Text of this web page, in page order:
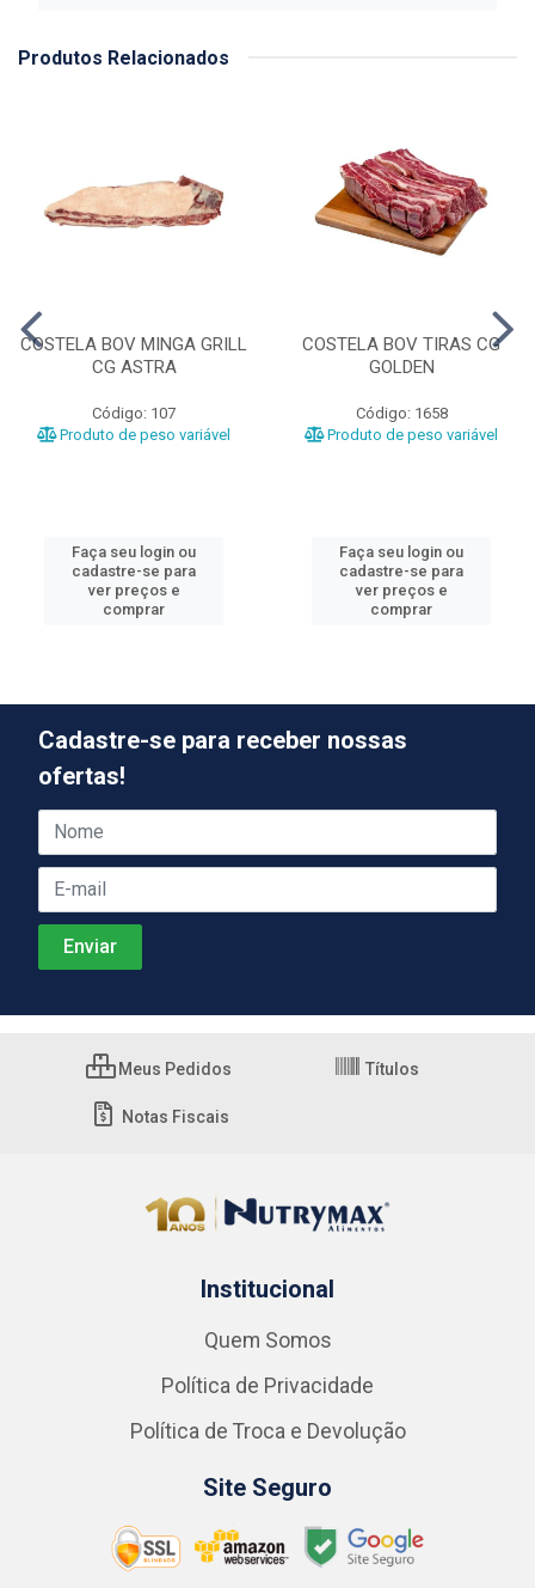
Produtos Relacionados
COSTELA BOV MINGA GRILL
CG ASTRA
Código: 107
Produto de peso variável
Faça seu login ou
cadastre-se para
ver preços e
comprar
COSTELA BOV TIRAS CG
GOLDEN
Código: 1658
Produto de peso variável
Faça seu login ou
cadastre-se para
ver preços e
comprar
Cadastre-se para receber nossas
ofertas!
Meus Pedidos Títulos
Notas Fiscais
Institucional
Quem Somos
Política de Privacidade
Política de Troca e Devolução
Site Seguro